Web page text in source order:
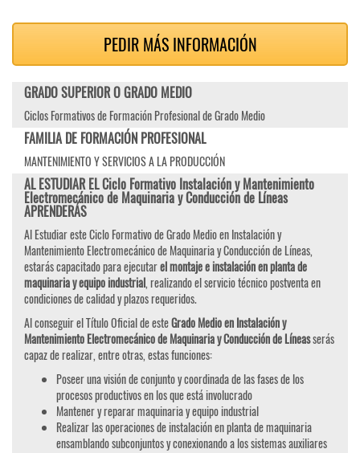
PEDIR MÁS INFORMACIÓN
GRADO SUPERIOR O GRADO MEDIO
Ciclos Formativos de Formación Profesional de Grado Medio
FAMILIA DE FORMACIÓN PROFESIONAL
MANTENIMIENTO Y SERVICIOS A LA PRODUCCIÓN
AL ESTUDIAR EL Ciclo Formativo Instalación y Mantenimiento
Electromecánico de Maquinaria y Conducción de Líneas
APRENDERÁS
Al Estudiar este Ciclo Formativo de Grado Medio en Instalación y
Mantenimiento Electromecánico de Maquinaria y Conducción de Líneas,
estarás capacitado para ejecutarel montaje e instalación en planta de
maquinaria y equipo industrial, realizando el servicio técnico postventa en
condiciones de calidad y plazos requeridos.
Al conseguir el Título Oficial de esteGrado Medio en Instalación y
Mantenimiento Electromecánico de Maquinaria y Conducción de Líneasserás
capaz de realizar, entre otras, estas funciones:
Poseer una visión de conjunto y coordinada de las fases de los
procesos productivos en los que está involucrado
Mantener y reparar maquinaria y equipo industrial
Realizar las operaciones de instalación en planta de maquinaria
ensamblando subconjuntos y conexionando a los sistemas auxiliares